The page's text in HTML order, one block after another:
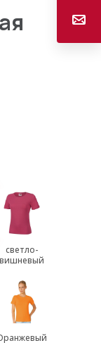
светло-
вишневый